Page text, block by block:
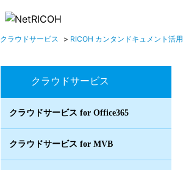
クラウドサービス > RICOH カンタンドキュメント活用
クラウドサービス
クラウドサービス for Office365
クラウドサービス for MVB